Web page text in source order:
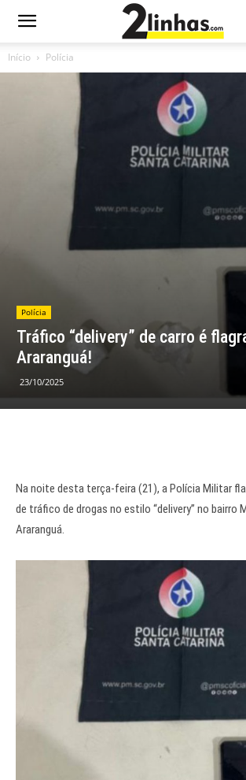
Início Polícia
Polícia
Tráfico “delivery” de carro é
Araranguá!
23/10/2025
Na noite desta terça-feira (21), a Polícia Militar
de tráfico de drogas no estilo “delivery” no bairro
Araranguá.